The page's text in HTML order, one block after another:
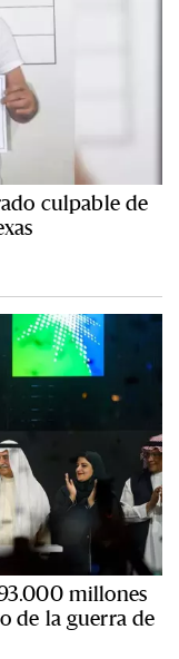
culpable de
millones
de la guerra de